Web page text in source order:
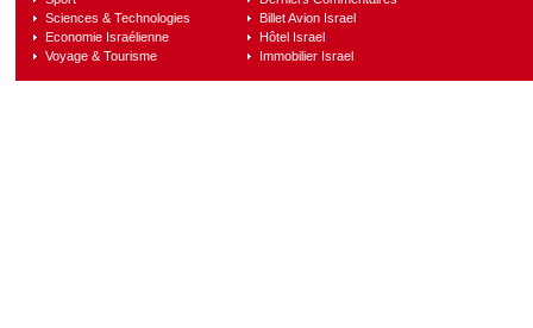
Sciences & Technologies
Economie Israélienne
Voyage & Tourisme
Billet Avion Israel
Hôtel Israel
Immobilier Israel